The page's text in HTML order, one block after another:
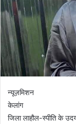
न्यूज़मिशन
केलांग
जिला लाहौल-स्पीति के